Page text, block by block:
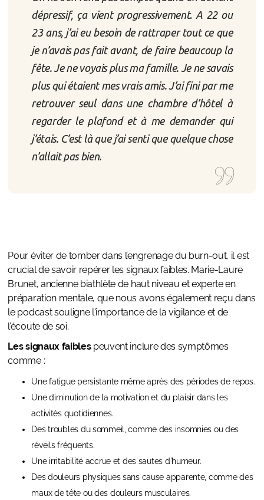
dépressif, ça vient progressivement. A 22 ou
23 ans, j’ai eu besoin de rattraper tout ce que
je n’avais pas fait avant, de faire beaucoup la
fête. Je ne voyais plus ma famille. Je ne savais
plus qui étaient mes vrais amis. J’ai fini par me
retrouver seul dans une chambre d’hôtel à
regarder le plafond et à me demander qui
j’étais. C’est là que j’ai senti que quelque chose
n’allait pas bien.
Pour éviter de tomber dans l’engrenage du burn-out, il est
crucial de savoir repérer les signaux faibles. Marie-Laure
Brunet, ancienne biathlète de haut niveau et experte en
préparation mentale, que nous avons également reçu dans
le podcast souligne l'importance de la vigilance et de
l’écoute de soi.
Les signaux faiblespeuvent inclure des symptômes
comme :
Une fatigue persistante même après des périodes de repos.
Une diminution de la motivation et du plaisir dans les
activités quotidiennes.
Des troubles du sommeil, comme des insomnies ou des
réveils fréquents.
Une irritabilité accrue et des sautes d'humeur.
Des douleurs physiques sans cause apparente, comme des
maux de tête ou des douleurs musculaires.